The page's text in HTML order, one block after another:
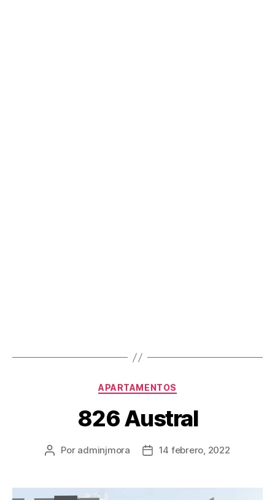
APARTAMENTOS
826 Austral
Por adminjmora 14 febrero, 2022